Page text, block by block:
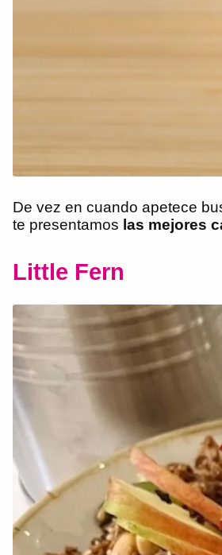
De vez en cuando apetece
te presentamos las mejores
Little Fern